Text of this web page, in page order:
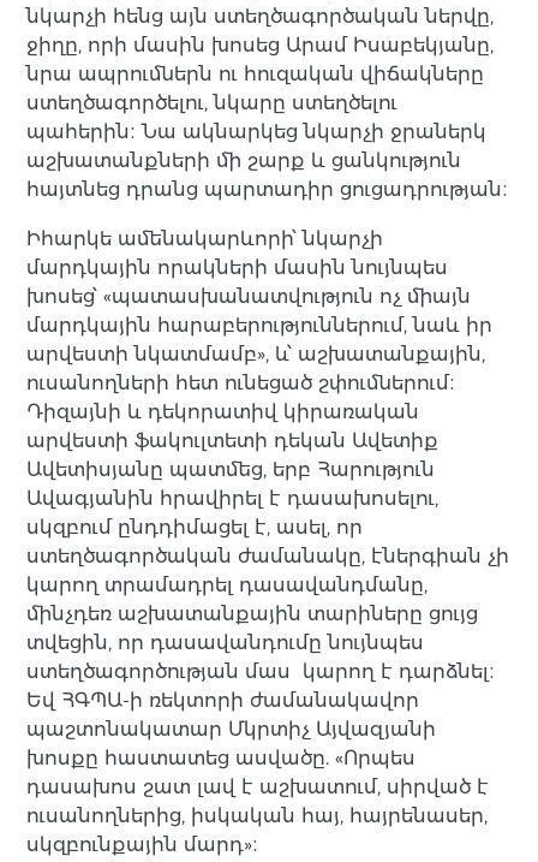
նկարչի հենց այն ստեղծագործական ներվը,
ջիղը, որի մասին խոսեց Արամ Իսաբեկյանը,
նրա ապրումներն ու հուզական վիճակները
ստեղծագործելու, նկարը ստեղծելու
պահերին։ Նա ակնարկեց նկարչի ջրաներկ
աշխատանքների մի շարք և ցանկություն
հայտնեց դրանց պարտադիր ցուցադրության։
Իհարկե ամենակարևորի՝ նկարչի
մարդկային որակների մասին նույնպես
խոսեց՝ «պատասխանատվություն ոչ միայն
մարդկային հարաբերություններում, նաև իր
արվեստի նկատմամբ», և՝ աշխատանքային,
ուսանողների հետ ունեցած շփումներում։
Դիզայնի և դեկորատիվ կիրառական
արվեստի ֆակուլտետի դեկան Ավետիք
Ավետիսյանը պատմեց, երբ Հարություն
Ավագյանին հրավիրել է դասախոսելու,
սկզբում ընդդիմացել է, ասել, որ
ստեղծագործական ժամանակը, էներգիան չի
կարող տրամադրել դասավանդմանը,
մինչդեռ աշխատանքային տարիները ցույց
տվեցին, որ դասավանդումը նույնպես
ստեղծագործության մաս կարող է դարձնել։
Եվ ՀԳՊԱ-ի ռեկտորի ժամանակավոր
պաշտոնակատար Մկրտիչ Այվազյանի
խոսքը հաստատեց ասվածը. «Որպես
դասախոս շատ լավ է աշխատում, սիրված է
ուսանողներից, իսկական հայ, հայրենասեր,
սկզբունքային մարդ»։